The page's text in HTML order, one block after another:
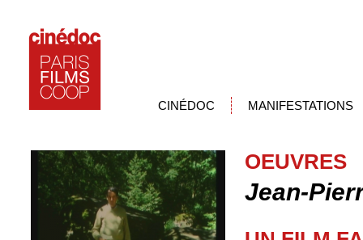
CINÉDOC MANIFESTATIONS
OEUVRES
Jean-